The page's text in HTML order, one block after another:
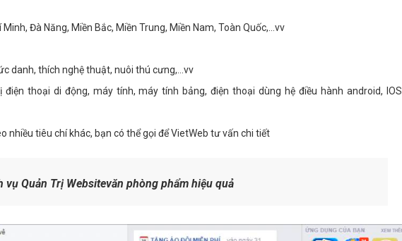
Minh, Đà Năng, Miền Bắc, Miền Trung, Miền Nam, Toàn Quốc,...vv
danh, thích nghệ thuật, nuôi thú cưng,...vv
điện thoại di động, máy tính, máy tính bảng, điện thoại dùng hệ điều hành android, IOS
nhiều tiêu chí khác, bạn có thể gọi để VietWeb tư vấn chi tiết
vụ Quản Trị Websitevăn phòng phẩm hiệu quả